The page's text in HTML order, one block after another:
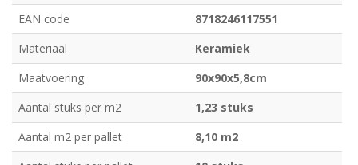
EAN code
8718246117551
Materiaal
Keramiek
Maatvoering
90x90x5,8cm
Aantal stuks per m2
1,23 stuks
Aantal m2 per pallet
8,10 m2